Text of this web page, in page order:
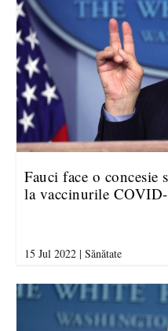
Fauci face o concesie
la vaccinurile
15 Jul 2022 |Sănătate